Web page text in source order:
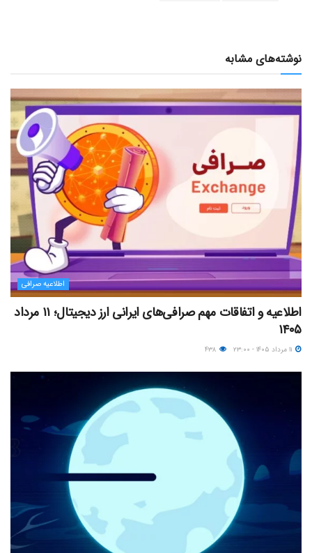
نوشته‌های مشابه
اطلاعیه صرافی
اطلاعیه و اتفاقات مهم صرافی‌های ایرانی ارز دیجیتال؛ ۱۱ مرداد
۱۴۰۵